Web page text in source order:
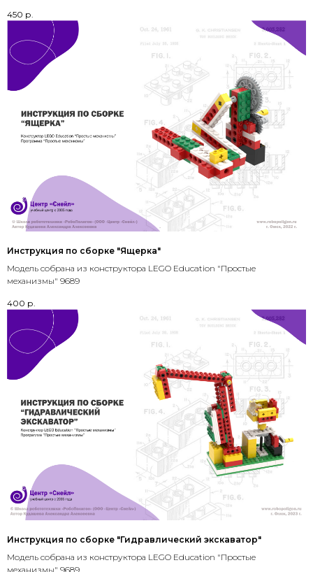
450 р.
Инструкция по сборке "Ящерка"
Модель собрана из конструктора LEGO Education "Простые
механизмы" 9689
400 р.
Инструкция по сборке "Гидравлический экскаватор"
Модель собрана из конструктора LEGO Education "Простые
механизмы" 9689